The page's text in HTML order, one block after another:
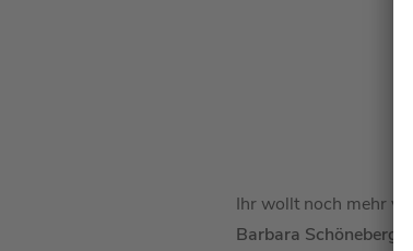
Ihr wollt noch mehr von
Barbara Schöneberger